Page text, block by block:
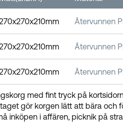
Återvunnen
Återvunnen
Återvunnen
med fint tryck på
gör korgen lätt att bära och
inköpen i affären, picknik på